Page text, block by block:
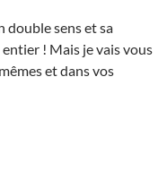
double sens et sa
! Mais je vais vous
et dans vos